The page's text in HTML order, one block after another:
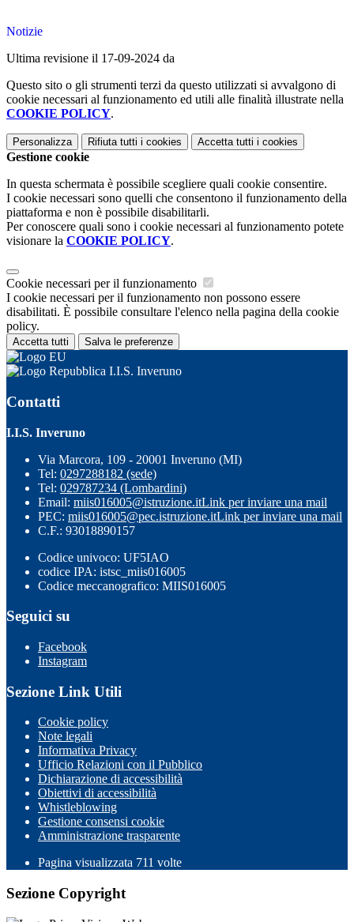
Notizie
Ultima revisione il 17-09-2024 da
Questo sito o gli strumenti terzi da questo utilizzati si avvalgono di
cookie necessari al funzionamento ed utili alle finalità illustrate nella
COOKIE POLICY.
Personalizza Rifiuta tutti i cookies Accetta tutti i cookies
Gestione cookie
In questa schermata è possibile scegliere quali cookie consentire.
I cookie necessari sono quelli che consentono il funzionamento della
piattaforma e non è possibile disabilitarli.
Per conoscere quali sono i cookie necessari al funzionamento potete
visionare la COOKIE POLICY.
Cookie necessari per il funzionamento
I cookie necessari per il funzionamento non possono essere
disabilitati. È possibile consultare l'elenco nella pagina della cookie
policy.
Accetta tutti Salva le preferenze
I.I.S. Inveruno
Contatti
I.I.S. Inveruno
Via Marcora, 109 - 20001 Inveruno (MI)
Tel: 0297288182 (sede)
Tel: 029787234 (Lombardini)
Email: miis016005@istruzione.itLink per inviare una mail
PEC: miis016005@pec.istruzione.itLink per inviare una mail
C.F.: 93018890157
Codice univoco: UF5IAO
codice IPA: istsc_miis016005
Codice meccanografico: MIIS016005
Seguici su
Facebook
Instagram
Sezione Link Utili
Cookie policy
Note legali
Informativa Privacy
Ufficio Relazioni con il Pubblico
Dichiarazione di accessibilità
Obiettivi di accessibilità
Whistleblowing
Gestione consensi cookie
Amministrazione trasparente
Pagina visualizzata 711 volte
Sezione Copyright